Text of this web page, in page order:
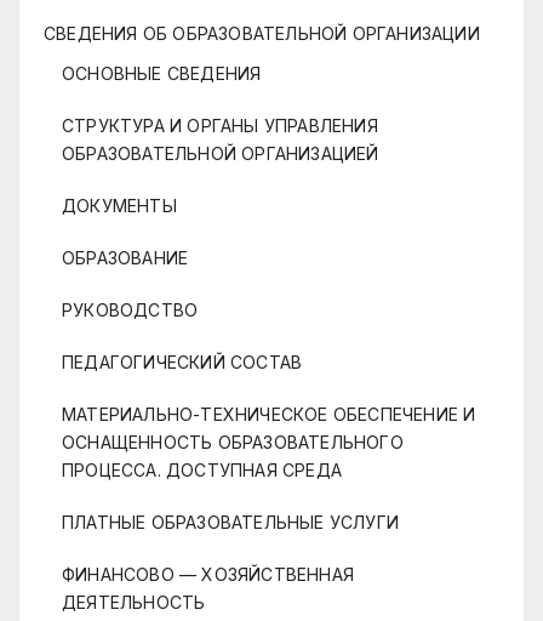
СВЕДЕНИЯ ОБ ОБРАЗОВАТЕЛЬНОЙ ОРГАНИЗАЦИИ
ОСНОВНЫЕ СВЕДЕНИЯ
СТРУКТУРА И ОРГАНЫ УПРАВЛЕНИЯ
ОБРАЗОВАТЕЛЬНОЙ ОРГАНИЗАЦИЕЙ
ДОКУМЕНТЫ
ОБРАЗОВАНИЕ
РУКОВОДСТВО
ПЕДАГОГИЧЕСКИЙ СОСТАВ
МАТЕРИАЛЬНО-ТЕХНИЧЕСКОЕ ОБЕСПЕЧЕНИЕ И
ОСНАЩЕННОСТЬ ОБРАЗОВАТЕЛЬНОГО
ПРОЦЕССА. ДОСТУПНАЯ СРЕДА
ПЛАТНЫЕ ОБРАЗОВАТЕЛЬНЫЕ УСЛУГИ
ФИНАНСОВО — ХОЗЯЙСТВЕННАЯ
ДЕЯТЕЛЬНОСТЬ